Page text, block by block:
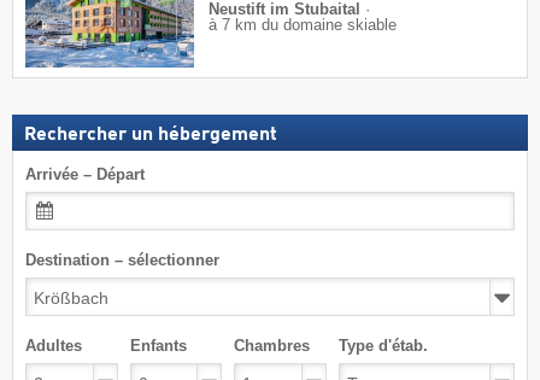
Neustift im Stubaital ·
à 7 km du domaine skiable
Rechercher un hébergement
Arrivée – Départ
Destination – sélectionner
Adultes Enfants Chambres Type d'étab.